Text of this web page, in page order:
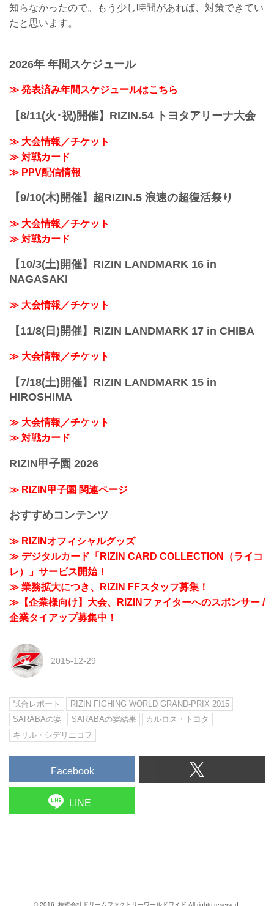
知らなかったので。もう少し時間があれば、対策できてい
たと思います。
2026年 年間スケジュール
≫ 発表済み年間スケジュールはこちら
【8/11(火･祝)開催】RIZIN.54 トヨタアリーナ大会
≫ 大会情報／チケット
≫ 対戦カード
≫ PPV配信情報
【9/10(木)開催】超RIZIN.5 浪速の超復活祭り
≫ 大会情報／チケット
≫ 対戦カード
【10/3(土)開催】RIZIN LANDMARK 16 in
NAGASAKI
≫ 大会情報／チケット
【11/8(日)開催】RIZIN LANDMARK 17 in CHIBA
≫ 大会情報／チケット
【7/18(土)開催】RIZIN LANDMARK 15 in
HIROSHIMA
≫ 大会情報／チケット
≫ 対戦カード
RIZIN甲子園 2026
≫ RIZIN甲子園 関連ページ
おすすめコンテンツ
≫ RIZINオフィシャルグッズ
≫ デジタルカード「RIZIN CARD COLLECTION（ライコ
レ）」サービス開始！
≫ 業務拡大につき、RIZIN FFスタッフ募集！
≫【企業様向け】大会、RIZINファイターへのスポンサー /
企業タイアップ募集中！
2015-12-29
試合レポート
RIZIN FIGHING WORLD GRAND-PRIX 2015
SARABAの宴
SARABAの宴結果
カルロス・トヨタ
キリル・シデリニコフ
Facebook
LINE
© 2016- 株式会社ドリームファクトリーワールドワイド All rights reserved.